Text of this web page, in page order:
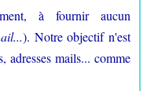
à fournir aucun
). Notre objectif n'est
adresses mails... comme